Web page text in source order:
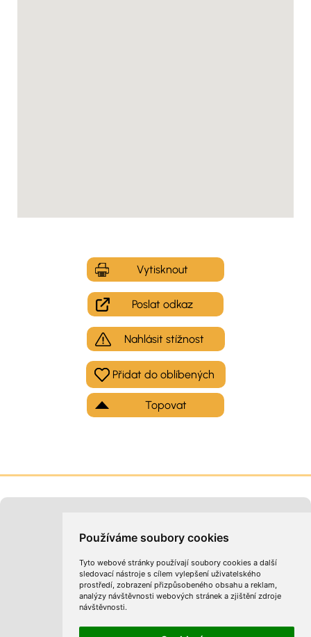
Používáme soubory cookies
Tyto webové stránky používají soubory cookies a další
sledovací nástroje s cílem vylepšení uživatelského
prostředí, zobrazení přizpůsobeného obsahu a reklam,
analýzy návštěvnosti webových stránek a zjištění zdroje
návštěvnosti.
Vytisknout
Poslat odkaz
Nahlásit stížnost
Topovat
Kontakt na provozovatele
Obchodní podmínky
Zpracování osobních údajů